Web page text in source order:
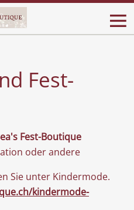
Fest-
Fest-Boutique
oder andere
Sie unter Kindermode.
kindermode-